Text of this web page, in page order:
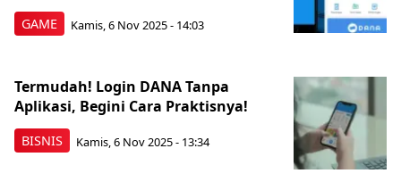
GAME Kamis, 6 Nov 2025 - 14:03
BISNIS
Termudah! Login DANA Tanpa
Aplikasi, Begini Cara Praktisnya!
Kamis, 6 Nov 2025 - 13:34